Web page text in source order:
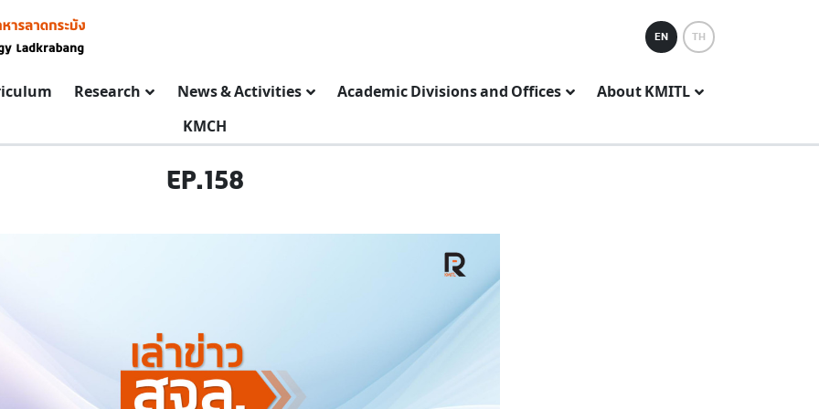
EN TH
Research News & Activities Academic Divisions and Offices
About KMITL
KMCH
EP.158